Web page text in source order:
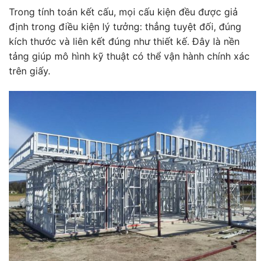
Trong tính toán kết cấu, mọi cấu kiện đều được giả
định trong điều kiện lý tưởng: thẳng tuyệt đối, đúng
kích thước và liên kết đúng như thiết kế. Đây là nền
tảng giúp mô hình kỹ thuật có thể vận hành chính xác
trên giấy.